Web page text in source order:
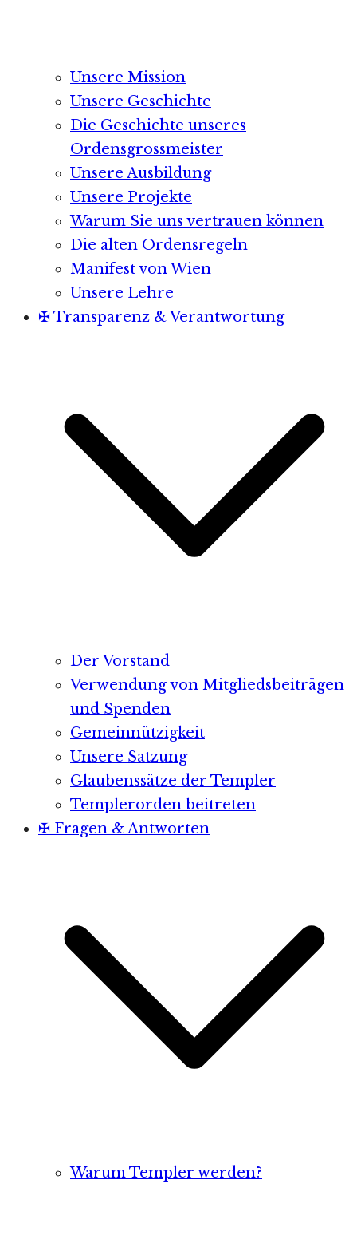
Unsere Mission
Unsere Geschichte
Die Geschichte unseres
Ordensgrossmeister
Unsere Ausbildung
Unsere Projekte
Warum Sie uns vertrauen können
Die alten Ordensregeln
Manifest von Wien
Unsere Lehre
✠ Transparenz & Verantwortung
Der Vorstand
Verwendung von Mitgliedsbeiträgen
und Spenden
Gemeinnützigkeit
Unsere Satzung
Glaubenssätze der Templer
Templerorden beitreten
✠ Fragen & Antworten
Warum Templer werden?